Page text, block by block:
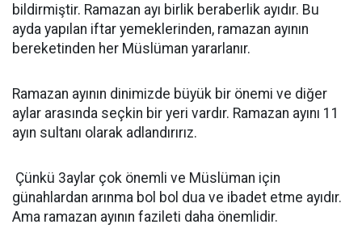
bildirmiştir. Ramazan ayı birlik beraberlik ayıdır. Bu
ayda yapılan iftar yemeklerinden, ramazan ayının
bereketinden her Müslüman yararlanır.
Ramazan ayının dinimizde büyük bir önemi ve diğer
aylar arasında seçkin bir yeri vardır. Ramazan ayını 11
ayın sultanı olarak adlandırırız.
Çünkü 3aylar çok önemli ve Müslüman için
günahlardan arınma bol bol dua ve ibadet etme ayıdır.
Ama ramazan ayının fazileti daha önemlidir.